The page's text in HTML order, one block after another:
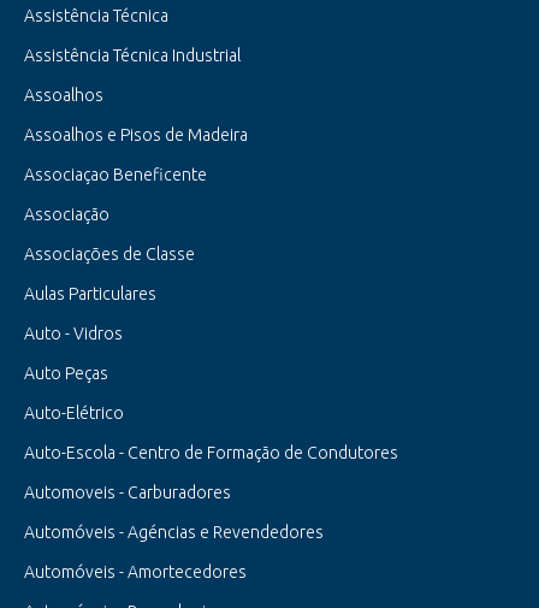
Assistência Técnica
Assistência Técnica Industrial
Assoalhos
Assoalhos e Pisos de Madeira
Associaçao Beneficente
Associação
Associações de Classe
Aulas Particulares
Auto - Vidros
Auto Peças
Auto-Elétrico
Auto-Escola - Centro de Formação de Condutores
Automoveis - Carburadores
Automóveis - Agéncias e Revendedores
Automóveis - Amortecedores